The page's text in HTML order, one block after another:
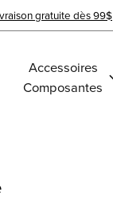
gratuite dès 99$
Accessoires
Composantes